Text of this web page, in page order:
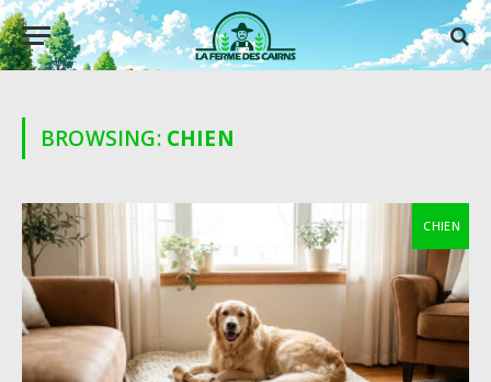
BROWSING: CHIEN
CHIEN